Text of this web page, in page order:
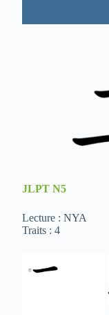
JLPT N5
Lecture : NYA
Traits : 4